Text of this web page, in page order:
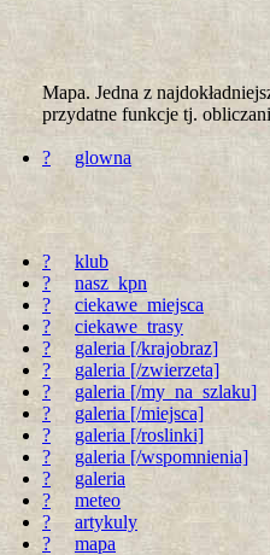
Mapa. Jedna z
przydatne funkcje tj.
? glowna
?
klub
?
nasz_kpn
?
ciekawe_miejsca
?
ciekawe_trasy
?
galeria [/krajobraz]
?
galeria [/zwierzeta]
?
galeria [/my_na_szlaku]
?
galeria [/miejsca]
?
galeria [/roslinki]
?
galeria [/wspomnienia]
?
galeria
?
meteo
?
artykuly
?
mapa